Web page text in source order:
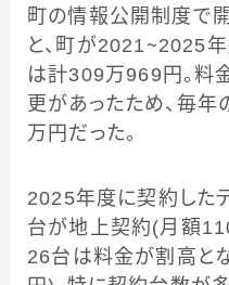
町の情報公開制度で
と、町が2021～2025
は計309万969円。料
更があったため、毎
万円だった。
2025年度に契約した
台が地上契約(月額
26台は料金が割高と